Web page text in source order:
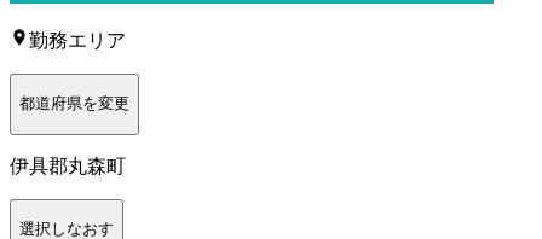
勤務エリア
都道府県を変更
伊具郡丸森町
選択しなおす